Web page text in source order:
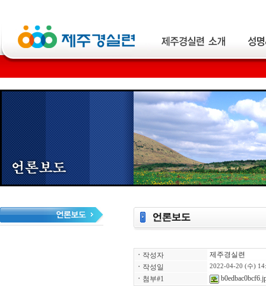
ㆍ 작성자
제주경실련
ㆍ 작성일 2022-04-20 (수)
ㆍ 첨부#1